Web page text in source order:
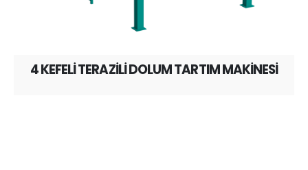
4 KEFELİ TERAZİLİ DOLUM TARTIM MAKİNESİ